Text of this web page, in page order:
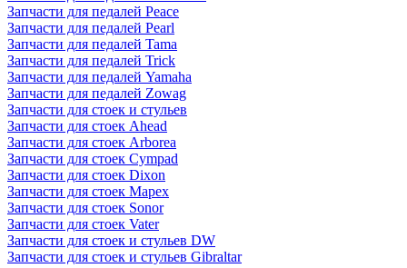
Запчасти для педалей Peace
Запчасти для педалей Pearl
Запчасти для педалей Tama
Запчасти для педалей Trick
Запчасти для педалей Yamaha
Запчасти для педалей Zowag
Запчасти для стоек и стульев
Запчасти для стоек Ahead
Запчасти для стоек Arborea
Запчасти для стоек Cympad
Запчасти для стоек Dixon
Запчасти для стоек Mapex
Запчасти для стоек Sonor
Запчасти для стоек Vater
Запчасти для стоек и стульев DW
Запчасти для стоек и стульев Gibraltar